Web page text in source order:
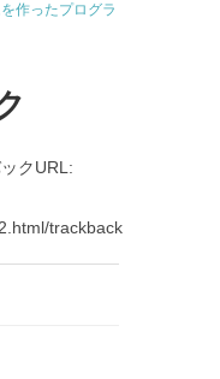
作ったプログラ
クURL:
trackback